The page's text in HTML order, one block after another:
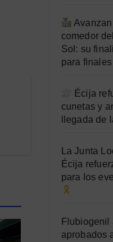
comedor
Sol: su
para
Écija
cunetas y
llegada de
La Junta
Écija
para los
Flubiogenil
aprobados